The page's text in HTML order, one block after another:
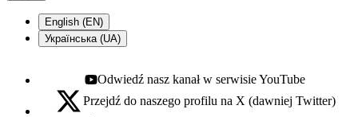
English (EN)
Українська (UA)
Youtube - otwiera się w nowej karcie
Odwiedź nasz kanał w serwisie YouTube
X - otwiera się w nowej karcie
Przejdź do naszego profilu na X (dawniej Twitter)